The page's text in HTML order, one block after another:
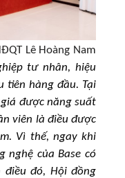
Lê Hoàng Nam
tư nhân, hiệu
tiên hàng đầu. Tại
giá được năng suất
viên là điều được
Vì thế, ngay khi
nghệ của Base có
đó, Hội đồng